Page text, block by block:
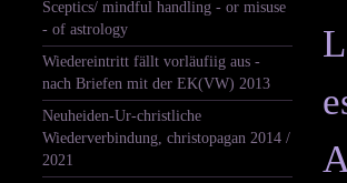
Sceptics/ mindful handling - or misuse
- of astrology
Wiedereintritt fällt vorläufiig aus -
nach Briefen mit der EK(VW) 2013
Neuheiden-Ur-christliche
Wiederverbindung, christopagan 2014 /
2021